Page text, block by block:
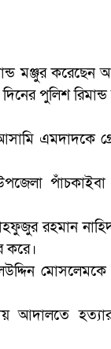
মঞ্জুর করেছেন
পুলিশ
এমদাদকে
পাঁচকাইবা
রহমান
করে।
মোসলেমকে
আদালতে